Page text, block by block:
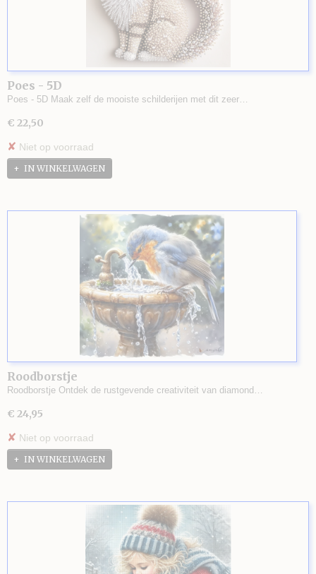
Poes - 5D
Poes - 5D Maak zelf de mooiste schilderijen met dit zeer…
€ 22,50
✘ Niet op voorraad
IN WINKELWAGEN
Roodborstje
Roodborstje Ontdek de rustgevende creativiteit van diamond…
€ 24,95
✘ Niet op voorraad
IN WINKELWAGEN